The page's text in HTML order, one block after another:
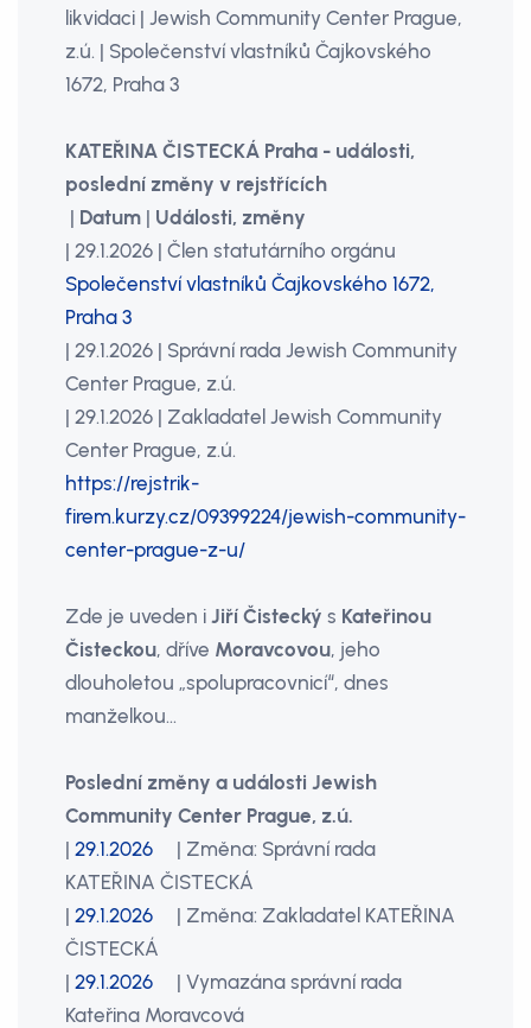
likvidaci | Jewish Community Center Prague,
z.ú. | Společenství vlastníků Čajkovského
1672, Praha 3
KATEŘINA ČISTECKÁ Praha - události,
poslední změny v rejstřících
| Datum | Události, změny
| 29.1.2026 | Člen statutárního orgánu
Společenství vlastníků Čajkovského 1672,
Praha 3
| 29.1.2026 | Správní rada Jewish Community
Center Prague, z.ú.
| 29.1.2026 | Zakladatel Jewish Community
Center Prague, z.ú.
https://rejstrik-
firem.kurzy.cz/09399224/jewish-community-
center-prague-z-u/
Zde je uveden i Jiří Čistecký s Kateřinou
Čisteckou, dříve Moravcovou, jeho
dlouholetou „spolupracovnicí“, dnes
manželkou…
Poslední změny a události Jewish
Community Center Prague, z.ú.
| 29.1.2026 | Změna: Správní rada
KATEŘINA ČISTECKÁ
| 29.1.2026 | Změna: Zakladatel KATEŘINA
ČISTECKÁ
| 29.1.2026 | Vymazána správní rada
Kateřina Moravcová